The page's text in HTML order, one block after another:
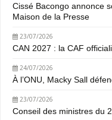
Cissé Bacongo annonce
Maison de la Presse
23/07/2026
CAN 2027 : la CAF
24/07/2026
À l’ONU, Macky Sall
23/07/2026
Conseil des ministres du